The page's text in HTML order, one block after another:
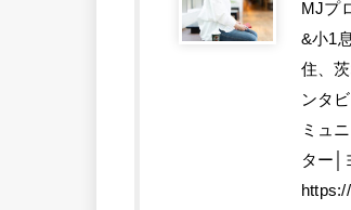
MJプ
&小1
住、
ンタ
ミュ
ター│